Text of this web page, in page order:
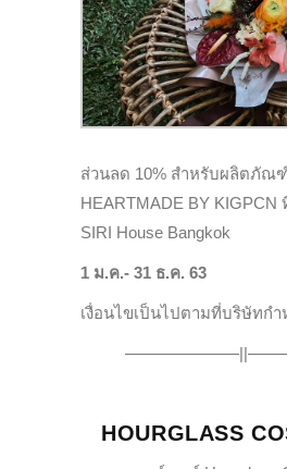
ส่วนลด 10% สำหรับผลิตภัณ
HEARTMADE BY KIGPCN
SIRI House Bangkok
1 ม.ค.- 31 ธ.ค. 63
เงื่อนไขเป็นไปตามที่บริษัทก
HOURGLASS